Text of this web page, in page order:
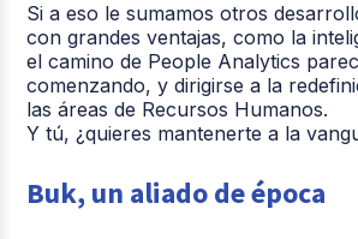
Si a eso le sumamos otros
con grandes ventajas, como la
el camino de People Analytics
comenzando, y dirigirse a la
las áreas de Recursos Humanos.
Y tú, ¿quieres mantenerte a la
Buk, un aliado de época